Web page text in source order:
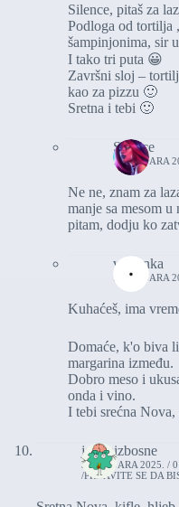
Silence, pitaš za
Podloga od tortilja
šampinjonima, sir
I tako tri puta 😀
Završni sloj –
kao za pizzu 🙂
Sretna i tebi 🙂
Silence
1. JANUARA
Ne ne, znam za
manje sa mesom
pitam, dodju ko
vasionka
1. JANUARA
Kuhaćeš, ima
Domaće, k'o biva
margarina između.
Dobro meso i
onda i vino.
I tebi srećna Nova,
jasamizbosne
3. JANUARA 2025. /
PRIJAVITE SE DA